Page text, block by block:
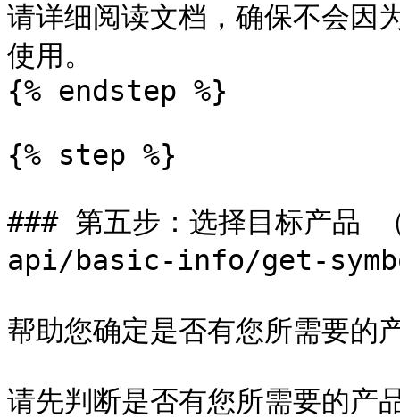
请详细阅读文档，确保不会因
使用。
{% endstep %}
{% step %}
### 第五步：选择目标产
api/basic-info/get-
帮助您确定是否有您所需要的
请先判断是否有您所需要的产